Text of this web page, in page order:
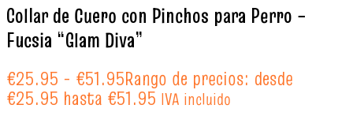
Collar de Cuero con Pinchos para Perro –
Fucsia “Glam Diva”
€25.95 - €51.95Rango de precios: desde
€25.95 hasta €51.95 IVA incluido